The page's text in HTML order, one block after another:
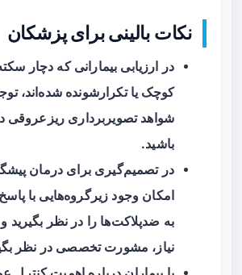
نکات بالینی برای پزشکان
در ارزیابی بیمارانی که دچار
کوچک یا تکرارشونده شده‌اند،
شواهد تصویربرداری ریزعروقی
باشید.
در تصمیم‌گیری برای درمان
امکان وجود زیرگروه‌هایی با
به ضدپلاکت‌ها را در نظر
نیاز، مشورت تخصصی در نظر